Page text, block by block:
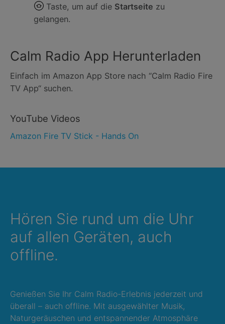
Taste, um auf die Startseite zu
gelangen.
Calm Radio App Herunterladen
Einfach im Amazon App Store nach “Calm Radio Fire
TV App“ suchen.
YouTube Videos
Amazon Fire TV Stick - Hands On
Hören Sie rund um die Uhr
auf allen Geräten, auch
offline.
Genießen Sie Ihr Calm Radio-Erlebnis jederzeit und
überall – auch offline. Mit ausgewählter Musik,
Naturgeräuschen und entspannender Atmosphäre